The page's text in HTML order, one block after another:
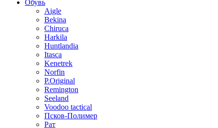
Обувь
Aigle
Bekina
Chiruсa
Harkila
Huntlandia
Itasca
Kenetrek
Norfin
P.Original
Remington
Seeland
Voodoo tactical
Псков-Полимер
Рат